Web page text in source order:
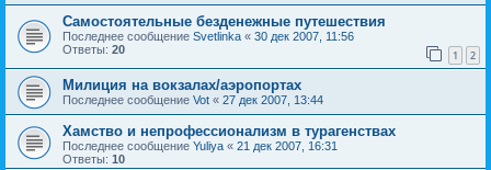
Самостоятельные безденежные путешествия
Последнее сообщение Svetlinka « 30 дек 2007, 11:56
Ответы: 20 1 2
Милиция на вокзалах/аэропортах
Последнее сообщение Vot « 27 дек 2007, 13:44
Хамство и непрофессионализм в турагенствах
Последнее сообщение Yuliya « 21 дек 2007, 16:31
Ответы: 10